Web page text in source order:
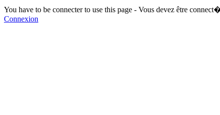
You have to be connecter to use this page - Vous devez être
Connexion